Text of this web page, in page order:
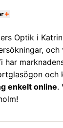
Optik i
har
och
enkelt online.